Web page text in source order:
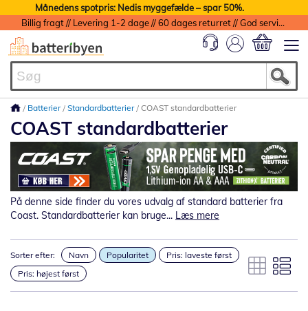
Månedens spotpris: Nedis myggefælde – spar 50%.
Billig fragt // Levering 1-2 dage // 60 dages returret // God service med garanti
Batterier Standardbatterier COAST standardbatterier
COAST standardbatterier
På denne side finder du vores udvalg af standard batterier fra
Coast. Standardbatterier kan bruge... Læs mere
Sorter efter: Navn Popularitet
Pris: laveste først
Pris: højest først